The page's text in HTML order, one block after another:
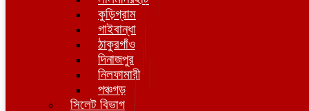
কুড়িগ্রাম
গাইবান্ধা
ঠাকুরগাঁও
দিনাজপুর
নিলফামারী
পঞ্চগড়
সিলেট বিভাগ